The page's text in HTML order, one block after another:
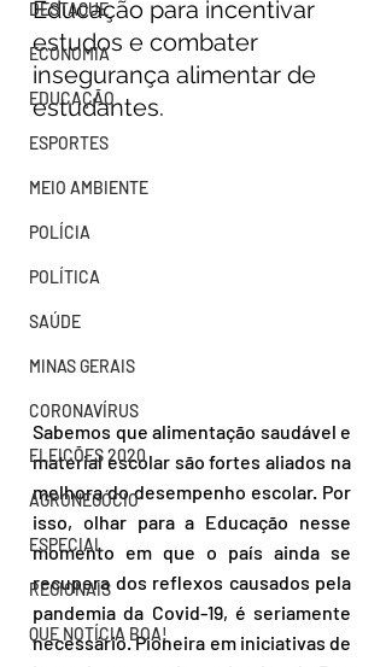
DESTAQUE
ECONOMIA
EDUCAÇÃO
ESPORTES
MEIO AMBIENTE
POLÍCIA
POLÍTICA
SAÚDE
MINAS GERAIS
CORONAVÍRUS
ELEIÇÕES 2020
AGRONEGÓCIO
ESPECIAL
REGIONAIS
QUE NOTÍCIA BOA!
Educação para incentivar
estudos e combater
insegurança alimentar de
estudantes.
Sabemos que alimentação saudável e
material escolar são fortes aliados na
melhora do desempenho escolar. Por
isso, olhar para a Educação nesse
momento em que o país ainda se
recupera dos reflexos causados pela
pandemia da Covid-19, é seriamente
necessário. Pioneira em iniciativas de